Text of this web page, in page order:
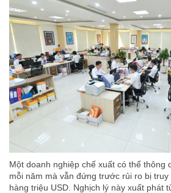
Một doanh nghiệp chế xuất có thể thông
mỗi năm mà vẫn đứng trước rủi ro bị
hàng triệu USD. Nghịch lý này xuất phát